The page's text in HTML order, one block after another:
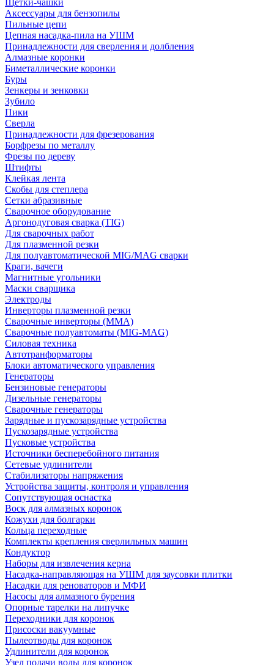
Щетки-чашки
Аксессуары для бензопилы
Пильные цепи
Цепная насадка-пила на УШМ
Принадлежности для сверления и долбления
Алмазные коронки
Биметаллические коронки
Буры
Зенкеры и зенковки
Зубило
Пики
Сверла
Принадлежности для фрезерования
Борфрезы по металлу
Фрезы по дереву
Штифты
Клейкая лента
Скобы для степлера
Сетки абразивные
Сварочное оборудование
Аргонодуговая сварка (TIG)
Для сварочных работ
Для плазменной резки
Для полуавтоматической MIG/MAG сварки
Краги, вачеги
Магнитные угольники
Маски сварщика
Электроды
Инверторы плазменной резки
Сварочные инверторы (MMA)
Сварочные полуавтоматы (MIG-MAG)
Силовая техника
Автотранформаторы
Блоки автоматического управления
Генераторы
Бензиновые генераторы
Дизельные генераторы
Сварочные генераторы
Зарядные и пускозарядные устройства
Пускозарядные устройства
Пусковые устройства
Источники бесперебойного питания
Сетевые удлинители
Стабилизаторы напряжения
Устройства защиты, контроля и управления
Сопутствующая оснастка
Воск для алмазных коронок
Кожухи для болгарки
Кольца переходные
Комплекты крепления сверлильных машин
Кондуктор
Наборы для извлечения керна
Насадка-направляющая на УШМ для заусовки плитки
Насадки для реноваторов и МФИ
Насосы для алмазного бурения
Опорные тарелки на липучке
Переходники для коронок
Присоски вакуумные
Пылеотводы для коронок
Удлинители для коронок
Узел подачи воды для коронок